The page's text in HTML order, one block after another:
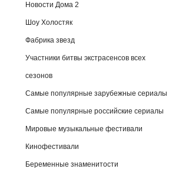
Новости Дома 2
Шоу Холостяк
Фабрика звезд
Участники битвы экстрасенсов всех
сезонов
Самые популярные зарубежные сериалы
Самые популярные российские сериалы
Мировые музыкальные фестивали
Кинофестивали
Беременные знаменитости